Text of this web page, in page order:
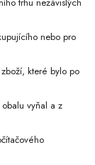
trhu nezávislých
nebo pro
které bylo po
vyňal a z